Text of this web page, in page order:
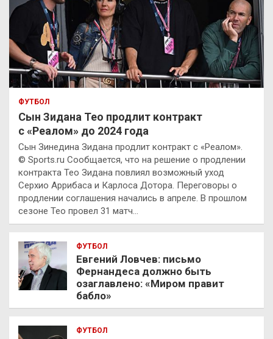
ФУТБОЛ
Сын Зидана Тео продлит контракт
с «Реалом» до 2024 года
Сын Зинедина Зидана продлит контракт с «Реалом».
© Sports.ru Сообщается, что на решение о продлении
контракта Тео Зидана повлиял возможный уход
Серхио Аррибаса и Карлоса Дотора. Переговоры о
продлении соглашения начались в апреле. В прошлом
сезоне Тео провел 31 матч…
ФУТБОЛ
Евгений Ловчев: письмо
Фернандеса должно быть
озаглавлено: «Миром правит
бабло»
ФУТБОЛ